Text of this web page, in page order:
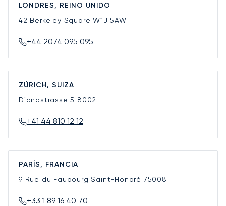
LONDRES, REINO UNIDO
42 Berkeley SquareW1J 5AW
+44 2074 095 095
ZÚRICH, SUIZA
Dianastrasse 5 8002
+41 44 810 12 12
PARÍS, FRANCIA
9 Rue du Faubourg Saint-Honoré 75008
+33 1 89 16 40 70